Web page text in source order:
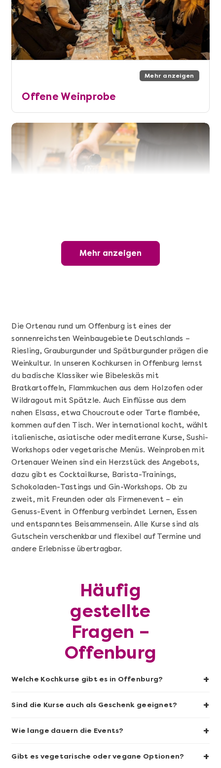
Mehr anzeigen
Offene Weinprobe
Wunderschöner Weinabend
Mehr anzeigen
Sushi Basic Kurs Bonn
Geschenkbox 100€
Mehr anzeigen
Die Ortenau rund um Offenburg ist eines der
sonnenreichsten Weinbaugebiete Deutschlands –
Riesling, Grauburgunder und Spätburgunder prägen die
Weinkultur. In unseren Kochkursen in Offenburg lernst
du badische Klassiker wie Bibeleskäs mit
Bratkartoffeln, Flammkuchen aus dem Holzofen oder
Wildragout mit Spätzle. Auch Einflüsse aus dem
nahen Elsass, etwa Choucroute oder Tarte flambée,
kommen auf den Tisch. Wer international kocht, wählt
italienische, asiatische oder mediterrane Kurse, Sushi-
Workshops oder vegetarische Menüs. Weinproben mit
Ortenauer Weinen sind ein Herzstück des Angebots,
dazu gibt es Cocktailkurse, Barista-Trainings,
Schokoladen-Tastings und Gin-Workshops. Ob zu
zweit, mit Freunden oder als Firmenevent – ein
Genuss-Event in Offenburg verbindet Lernen, Essen
und entspanntes Beisammensein. Alle Kurse sind als
Gutschein verschenkbar und flexibel auf Termine und
andere Erlebnisse übertragbar.
Häufig
gestellte
Fragen –
Offenburg
Welche Kochkurse gibt es in Offenburg? +
Sind die Kurse auch als Geschenk geeignet? +
Wie lange dauern die Events? +
Gibt es vegetarische oder vegane Optionen? +